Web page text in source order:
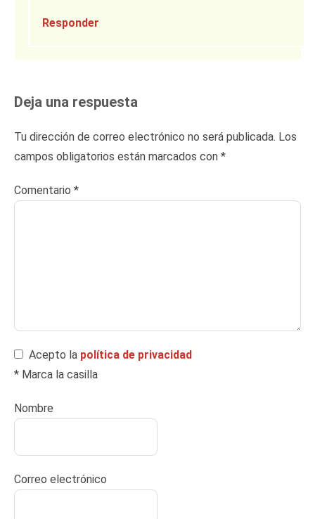
Responder
Deja una respuesta
Tu dirección de correo electrónico no será publicada. Los
campos obligatorios están marcados con *
Comentario *
Acepto la política de privacidad
* Marca la casilla
Nombre
Correo electrónico